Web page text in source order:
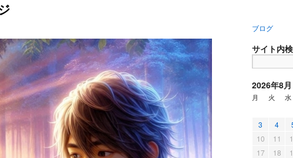
ブログ
サイト内
2026年8月
月 火 水
3
4
10
11
17
18